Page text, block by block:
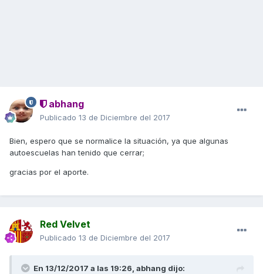
abhang
Publicado 13 de Diciembre del 2017
Bien, espero que se normalice la situación, ya que algunas
autoescuelas han tenido que cerrar;
gracias por el aporte.
Red Velvet
Publicado 13 de Diciembre del 2017
En 13/12/2017 a las 19:26, abhang dijo: